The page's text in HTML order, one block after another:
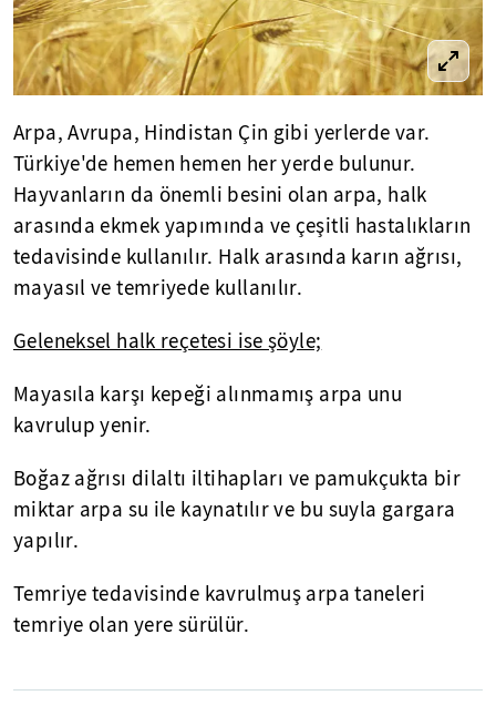
Arpa, Avrupa, Hindistan Çin gibi yerlerde var.
Türkiye'de hemen hemen her yerde bulunur.
Hayvanların da önemli besini olan arpa, halk
arasında ekmek yapımında ve çeşitli hastalıkların
tedavisinde kullanılır. Halk arasında karın ağrısı,
mayasıl ve temriyede kullanılır.
Geleneksel halk reçetesi ise şöyle;
Mayasıla karşı kepeği alınmamış arpa unu
kavrulup yenir.
Boğaz ağrısı dilaltı iltihapları ve pamukçukta bir
miktar arpa su ile kaynatılır ve bu suyla gargara
yapılır.
Temriye tedavisinde kavrulmuş arpa taneleri
temriye olan yere sürülür.